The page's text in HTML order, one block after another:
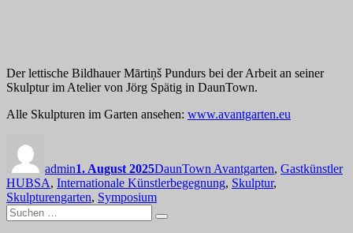
Der lettische Bildhauer Mārtiņš Pundurs bei der Arbeit an seiner
Skulptur im Atelier von Jörg Spätig in DaunTown.
Alle Skulpturen im Garten ansehen: www.avantgarten.eu
admin1. August 2025DaunTown Avantgarten, Gastkünstler
HUBSA, Internationale Künstlerbegegnung, Skulptur,
Skulpturengarten, Symposium
Suchen
nach:
Suchen